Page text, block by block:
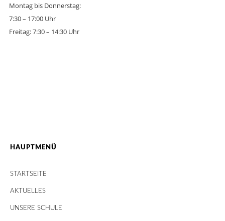
Montag bis Donnerstag:
7:30 – 17:00 Uhr
Freitag: 7:30 – 14:30 Uhr
HAUPTMENÜ
STARTSEITE
AKTUELLES
UNSERE SCHULE